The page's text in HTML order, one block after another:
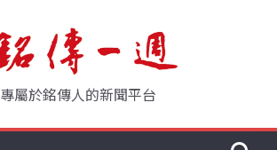
專屬於銘傳人的新聞平台